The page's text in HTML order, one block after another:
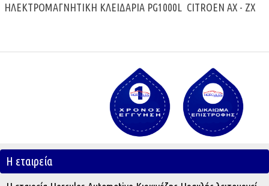
ΗΛΕΚΤΡΟΜΑΓΝΗΤΙΚΗ ΚΛΕΙΔΑΡΙΑ PG1000L CITROEN AX - ZX
Η εταιρεία